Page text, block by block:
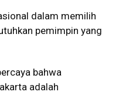
dalam memilih
pemimpin yang
bahwa
adalah